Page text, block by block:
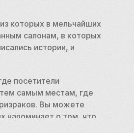
которых в мельчайших
салонам, в которых
истории, и
посетители
самым местам, где
Вы можете
напоминает о том, что